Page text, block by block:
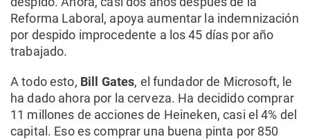
Reforma Laboral, apoya aumentar la indemnización
por despido improcedente a los 45 días por año
trabajado.
A todo esto, Bill Gates, el fundador de Microsoft, le
ha dado ahora por la cerveza. Ha decidido comprar
11 millones de acciones de Heineken, casi el 4% del
capital. Eso es comprar una buena pinta por 850